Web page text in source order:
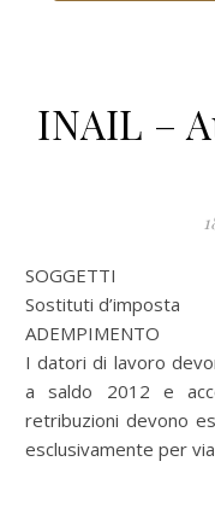
INAIL –
SOGGETTI
Sostituti d’imposta
ADEMPIMENTO
I datori di lavoro
a saldo 2012 e
retribuzioni devono
esclusivamente per